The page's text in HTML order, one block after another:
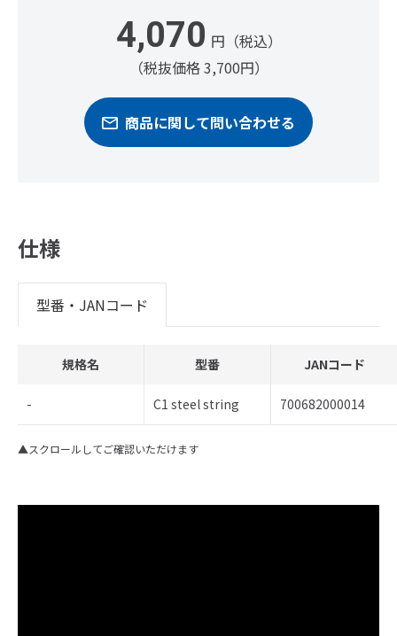
4,070 円（税込）
（税抜価格 3,700円）
商品に関して問い合わせる
仕様
型番・JANコード
規格名 型番 JANコード
- C1 steel string 700682000014
▲スクロールしてご確認いただけます